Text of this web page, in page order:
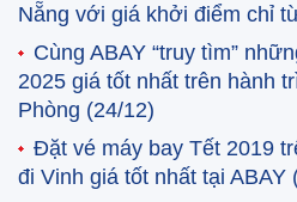
Nẵng với giá khởi điểm chỉ
Cùng ABAY “truy tìm”
2025 giá tốt nhất trên hành
Phòng (24/12)
Đặt vé máy bay Tết 2019
đi Vinh giá tốt nhất tại ABAY